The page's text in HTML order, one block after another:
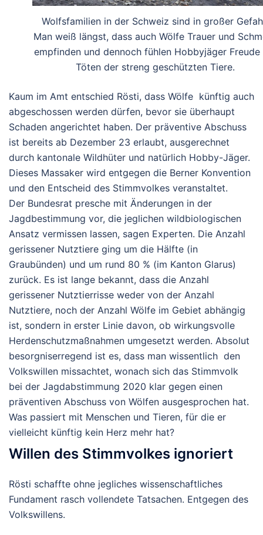
Wolfsfamilien in der Schweiz sind in großer
Man weiß längst, dass auch Wölfe Trauer und
empfinden und dennoch fühlen Hobbyjäger Freude
Töten der streng geschützten Tiere.
Kaum im Amt entschied Rösti, dass Wölfe künftig auch
abgeschossen werden dürfen, bevor sie überhaupt
Schaden angerichtet haben. Der präventive Abschuss
ist bereits ab Dezember 23 erlaubt, ausgerechnet
durch kantonale Wildhüter und natürlich Hobby-Jäger.
Dieses Massaker wird entgegen die Berner Konvention
und den Entscheid des Stimmvolkes veranstaltet.
Der Bundesrat presche mit Änderungen in der
Jagdbestimmung vor, die jeglichen wildbiologischen
Ansatz vermissen lassen, sagen Experten. Die Anzahl
gerissener Nutztiere ging um die Hälfte (in
Graubünden) und um rund 80 % (im Kanton Glarus)
zurück. Es ist lange bekannt, dass die Anzahl
gerissener Nutztierrisse weder von der Anzahl
Nutztiere, noch der Anzahl Wölfe im Gebiet abhängig
ist, sondern in erster Linie davon, ob wirkungsvolle
Herdenschutzmaßnahmen umgesetzt werden. Absolut
besorgniserregend ist es, dass man wissentlich den
Volkswillen missachtet, wonach sich das Stimmvolk
bei der Jagdabstimmung 2020 klar gegen einen
präventiven Abschuss von Wölfen ausgesprochen hat.
Was passiert mit Menschen und Tieren, für die er
vielleicht künftig kein Herz mehr hat?
Willen des Stimmvolkes ignoriert
Rösti schaffte ohne jegliches wissenschaftliches
Fundament rasch vollendete Tatsachen. Entgegen des
Volkswillens.